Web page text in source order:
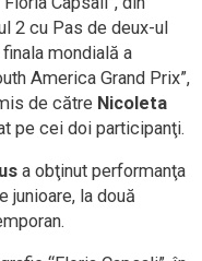
2 cu Pas de deux-ul
mondială a
America Grand Prix”,
de către Nicoleta
pe cei doi participanţi.
a obţinut performanţa
junioare, la două